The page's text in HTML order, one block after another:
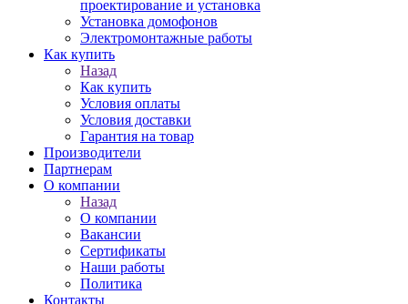
проектирование и установка
Установка домофонов
Электромонтажные работы
Как купить
Назад
Как купить
Условия оплаты
Условия доставки
Гарантия на товар
Производители
Партнерам
О компании
Назад
О компании
Вакансии
Сертификаты
Наши работы
Политика
Контакты